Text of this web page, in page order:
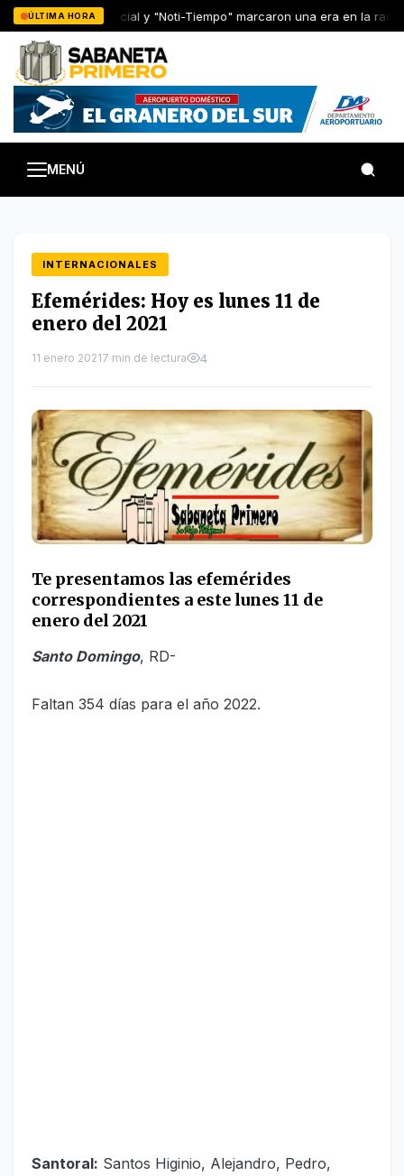
Saltar
al
contenido
ÚLTIMA HORA
Radio Comercial y "Noti-Tiempo" marcaron una era en la radio
MENÚ
INTERNACIONALES
Efemérides: Hoy es lunes 11 de
enero del 2021
11 enero 20217 min de lectura 4
Te presentamos las efemérides
correspondientes a este lunes 11 de
enero del 2021
Santo Domingo, RD-
Faltan 354 días para el año 2022.
Santoral: Santos Higinio, Alejandro, Pedro,